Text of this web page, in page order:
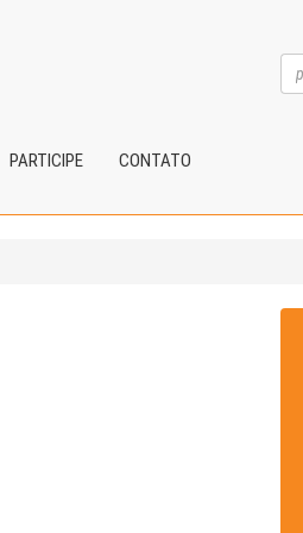
PARTICIPE CONTATO